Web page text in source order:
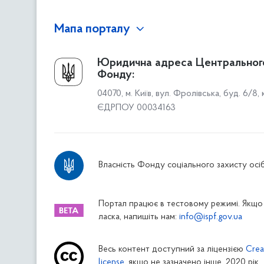
Мапа порталу
Про Фонд
Керівництво
Структура Фонду
Територіальні відділення
Дніпропетровське відділення
Житомирське відділення
Закарпатське відділення
Запорізьке відділення
Івано-Франківське відділення
Юридична адреса
Фонду:
04070, м. Київ, вул. Фролівська, буд. 6/8,
ЄДРПОУ 00034163
Власність Фонду соціального захисту осіб
Портал працює в тестовому режимі. Якщо
ласка, напишіть нам: info@ispf.gov.ua
Весь контент доступний за ліцензією